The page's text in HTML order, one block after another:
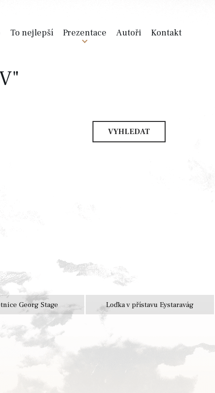
To nejlepší Prezentace Autoři Kontakt
Georg Stage Loďka v přístavu Eystaravág